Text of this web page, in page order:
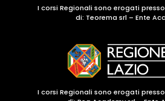
I corsi Regionali sono erogati
di: Teorema srl – Ente
I corsi Regionali sono erogati